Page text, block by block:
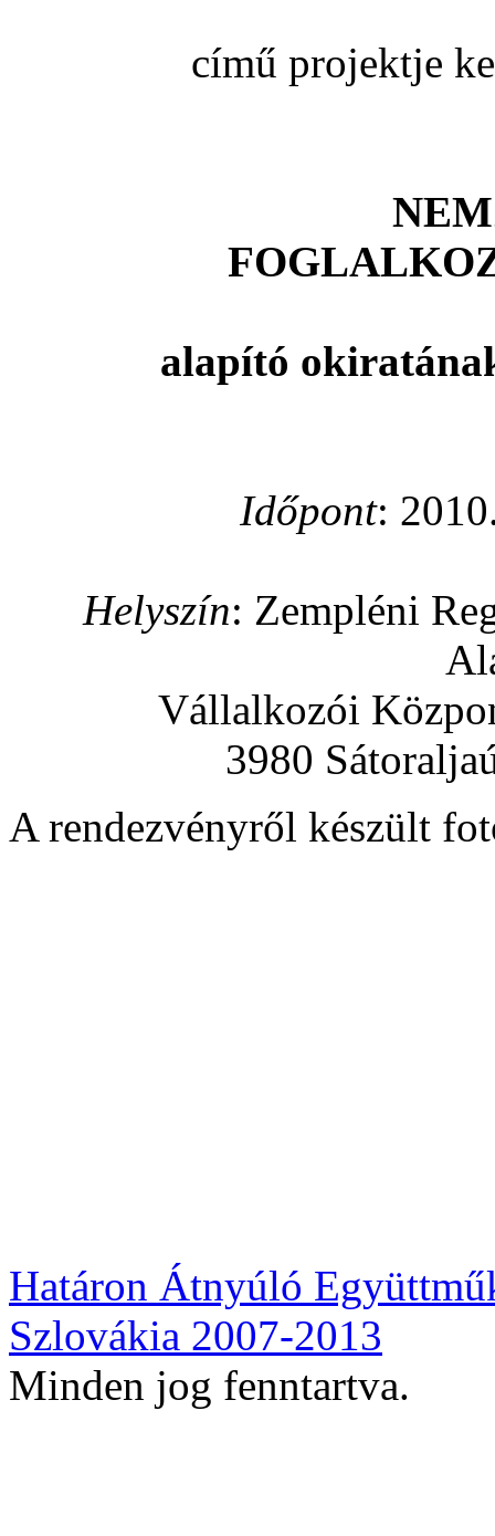
című projektje
alapító
Időpont:
Helyszín: Zempléni
Vállalkozói
3980
A rendezvényről készült
Határon Átnyúló
Szlovákia 2007-2013
Minden jog fenntartva.